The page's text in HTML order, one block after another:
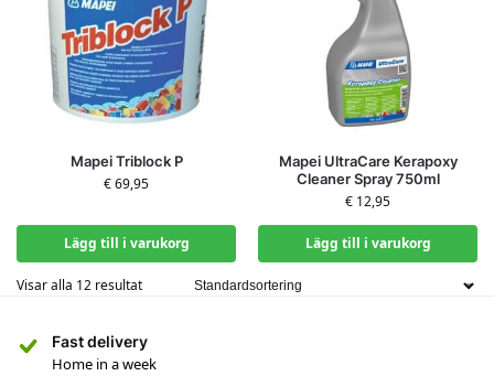
Mapei Triblock P
€69,95
Lägg till i varukorg
Mapei UltraCare Kerapoxy
Cleaner Spray 750ml
€ 12,95
Lägg till i varukorg
Visar alla 12 resultat
Fast delivery
Home in a week